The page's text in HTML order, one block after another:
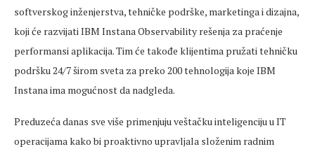
softverskog inženjerstva, tehničke podrške, marketinga i dizajna,
koji će razvijati IBM Instana Observability rešenja za praćenje
performansi aplikacija. Tim će takođe klijentima pružati tehničku
podršku 24/7 širom sveta za preko 200 tehnologija koje IBM
Instana ima mogućnost da nadgleda.
Preduzeća danas sve više primenjuju veštačku inteligenciju u IT
operacijama kako bi proaktivno upravljala složenim radnim